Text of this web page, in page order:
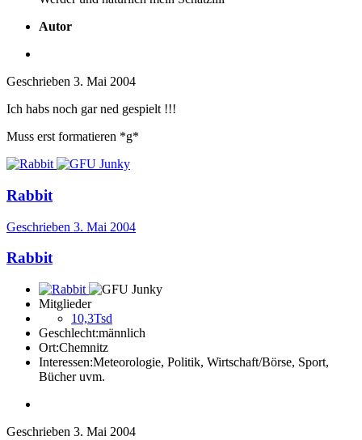
Autor
Geschrieben 3. Mai 2004
Ich habs noch gar ned gespielt !!!
Muss erst formatieren *g*
Rabbit
Geschrieben 3. Mai 2004
Rabbit
Mitglieder
10,3Tsd
Geschlecht:männlich
Ort:Chemnitz
Interessen:Meteorologie, Politik, Wirtschaft/Börse, Sport,
Bücher uvm.
Geschrieben 3. Mai 2004